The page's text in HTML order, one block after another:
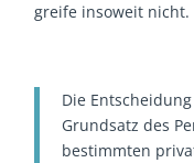
greife insoweit nicht.
Die
Grundsatz des
bestimmten